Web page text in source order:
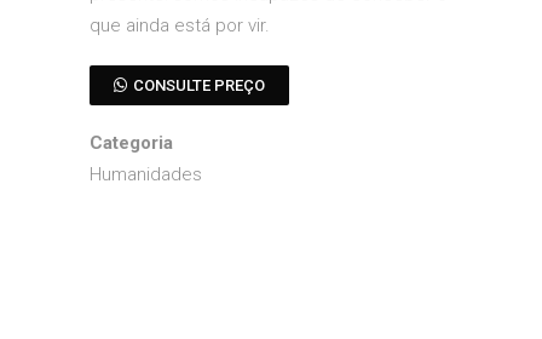
que ainda está por vir.
CONSULTE PREÇO
Categoria
Humanidades